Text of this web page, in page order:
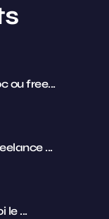
ou free...
...
le ...